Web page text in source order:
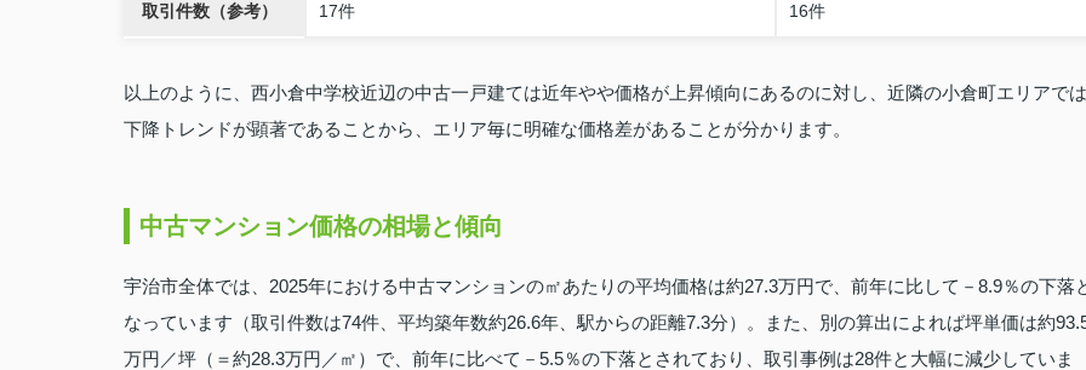
取引件数（参考） 17件 16件
以上のように、西小倉中学校近辺の中古一戸建ては近年やや価格が上昇傾向にあるのに対し、近隣の小倉町エリアでは
下降トレンドが顕著であることから、エリア毎に明確な価格差があることが分かります。
中古マンション価格の相場と傾向
宇治市全体では、2025年における中古マンションの㎡あたりの平均価格は約27.3万円で、前年に比して－8.9％の下落
なっています（取引件数は74件、平均築年数約26.6年、駅からの距離7.3分）。また、別の算出によれば坪単価は約
万円／坪（＝約28.3万円／㎡）で、前年に比べて－5.5％の下落とされており、取引事例は28件と大幅に減少していま